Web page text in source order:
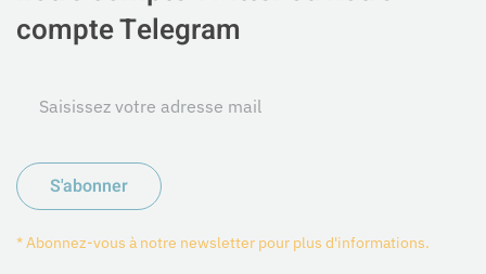
compte Telegram
S'abonner
* Abonnez-vous à notre newsletter pour plus d'informations.